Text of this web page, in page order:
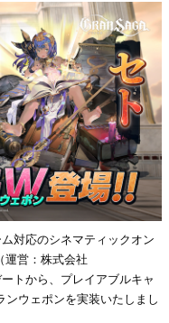
対応のシネマティックオン
運営：株式会社
トから、プレイアブルキャ
ウェポンを実装いたしまし